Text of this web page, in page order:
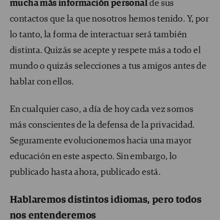
mucha más información personalde sus
contactos que la que nosotros hemos tenido. Y, por
lo tanto, la forma de interactuar será también
distinta. Quizás se acepte y respete más a todo el
mundo o quizás selecciones a tus amigos antes de
hablar con ellos.
En cualquier caso, a día de hoy cada vez somos
más conscientes de la defensa de la privacidad.
Seguramente evolucionemos hacia una mayor
educación en este aspecto. Sin embargo, lo
publicado hasta ahora, publicado está.
Hablaremos distintos idiomas, pero todos
nos entenderemos